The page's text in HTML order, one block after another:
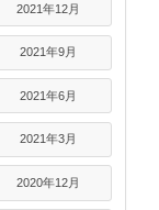
2021年12月
2021年9月
2021年6月
2021年3月
2020年12月